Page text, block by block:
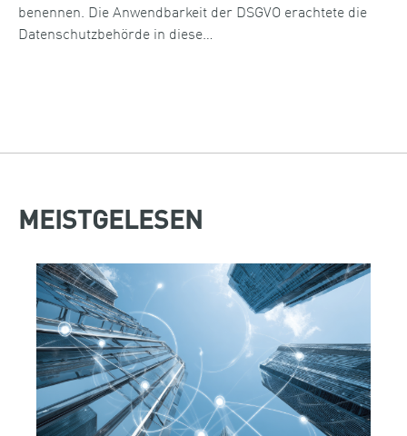
benennen. Die Anwendbarkeit der DSGVO erachtete die
Datenschutzbehörde in diese…
MEISTGELESEN